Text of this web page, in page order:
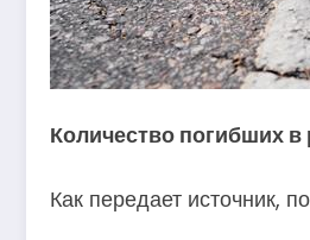
Количество погибших
Как передает источник,